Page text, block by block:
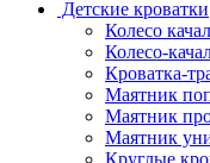
Детские кроватки
Колесо
Колесо-
Кроватка-
Маятник
Маятник
Маятник
Круглые